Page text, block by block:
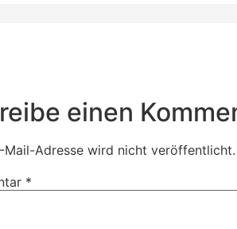
einen
Mail-Adresse wird nicht veröffentlicht.
*